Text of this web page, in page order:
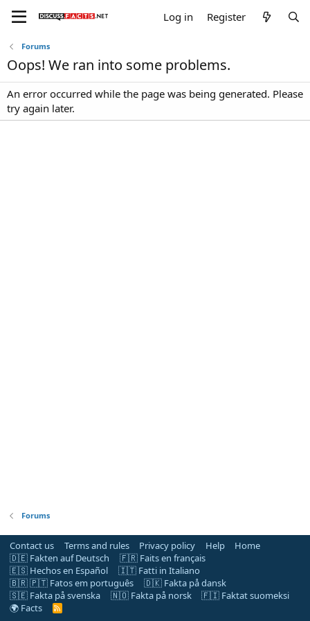
Log in Register
Forums
Oops! We ran into some problems.
An error occurred while the page was being generated. Please
try again later.
Forums
Contact us Terms and rules Privacy policy Help
Home
🇩🇪 Fakten auf Deutsch
🇫🇷 Faits en français
🇪🇸 Hechos en Español
🇮🇹 Fatti in Italiano
🇧🇷 🇵🇹 Fatos em português
🇩🇰 Fakta på dansk
🇸🇪 Fakta på svenska
🇳🇴 Fakta på norsk
🇫🇮 Faktat suomeksi
🌍 Facts
R